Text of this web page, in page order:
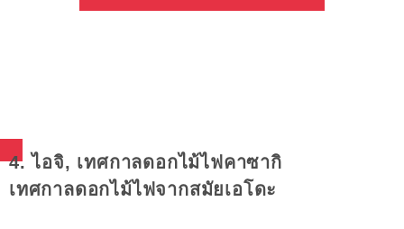
4. ไอจิ, เทศกาลดอกไม้ไฟคาซากิ
เทศกาลดอกไม้ไฟจากสมัยเอโดะ